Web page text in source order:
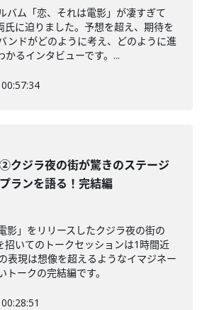
バム「恋、それは電影」が凄すぎて
氏に迫りました。予想を超え、期待を
ンドがどのように考え、どのように進
かるインタビューです。...
00:57:34
②クジラ夜の街が驚きのステージ
プランを語る！完結編
影」をリリースしたクジラ夜の街の
招いてのトークセッションは1時間近
表現は想像を超えるようなイマジネー
ークの完結編です。
00:28:51